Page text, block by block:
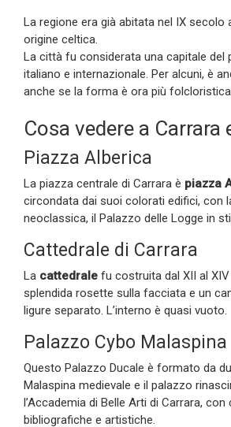
La regione era già abitata nel IX secolo
origine celtica.
La città fu considerata una capitale del
italiano e internazionale. Per alcuni, è
anche se la forma è ora più
Cosa vedere a Carrara
Piazza Alberica
La piazza centrale di Carrara è piazza
circondata dai suoi colorati edifici, con
neoclassica, il Palazzo delle Logge in
Cattedrale di Carrara
La cattedrale fu costruita dal XII al
splendida rosette sulla facciata e un
ligure separato. L’interno è quasi vuoto.
Palazzo Cybo Malaspina
Questo Palazzo Ducale è formato da
Malaspina medievale e il palazzo
l’Accademia di Belle Arti di Carrara, con
bibliografiche e artistiche.